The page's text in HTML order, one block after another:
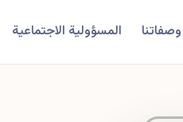
وصفاتنا المسؤولية الاجتماعية